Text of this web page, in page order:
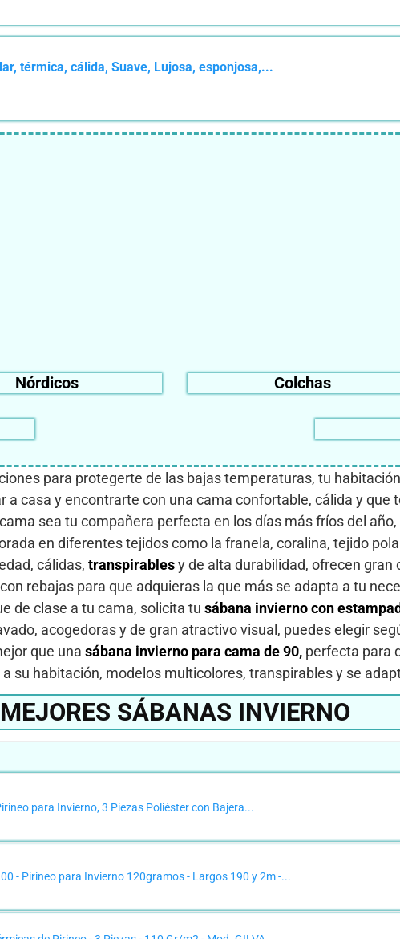
térmica, cálida, Suave, Lujosa, esponjosa,...
Nórdicos Colchas
para protegerte de las bajas temperaturas, tu
casa y encontrarte con una cama confortable, cálida y que
sea tu compañera perfecta en los días más fríos del
en diferentes tejidos como la franela, coralina, tejido
cálidas, transpirablesy de alta durabilidad, ofrecen
rebajas para que adquieras la que más se adapta a tu
de clase a tu cama, solicita tu sábana invierno con
acogedoras y de gran atractivo visual, puedes elegir
que una sábana invierno para cama de 90, perfecta para
su habitación, modelos multicolores, transpirables y se
MEJORES SÁBANAS INVIERNO
para Invierno, 3 Piezas Poliéster con Bajera...
- Pirineo para Invierno 120gramos - Largos 190 y 2m -...